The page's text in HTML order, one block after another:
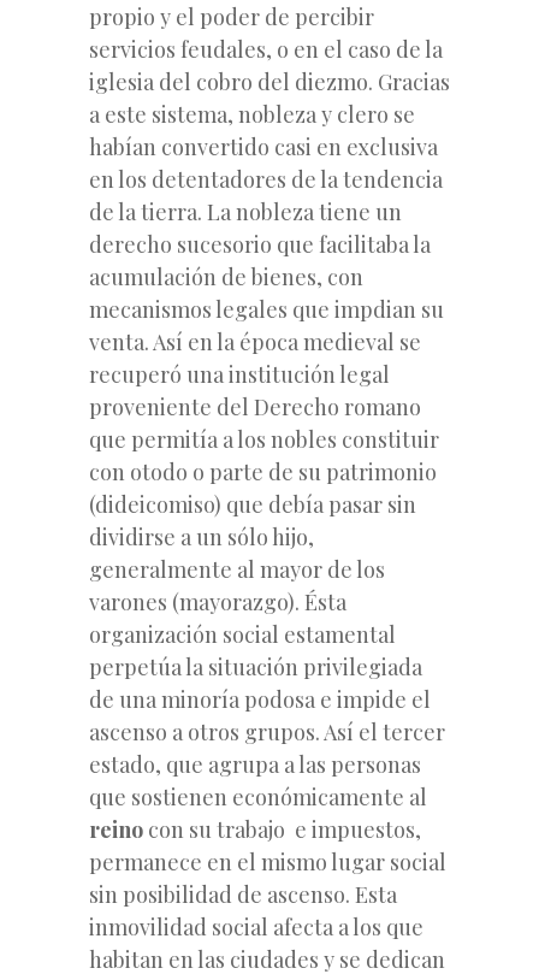
propio y el poder de percibir
servicios feudales, o en el caso de la
iglesia del cobro del diezmo. Gracias
a este sistema, nobleza y clero se
habían convertido casi en exclusiva
en los detentadores de la tendencia
de la tierra. La nobleza tiene un
derecho sucesorio que facilitaba la
acumulación de bienes, con
mecanismos legales que impdian su
venta. Así en la época medieval se
recuperó una institución legal
proveniente del Derecho romano
que permitía a los nobles constituir
con otodo o parte de su patrimonio
(dideicomiso) que debía pasar sin
dividirse a un sólo hijo,
generalmente al mayor de los
varones (mayorazgo). Ésta
organización social estamental
perpetúa la situación privilegiada
de una minoría podosa e impide el
ascenso a otros grupos. Así el tercer
estado, que agrupa a las personas
que sostienen económicamente al
reino con su trabajo e impuestos,
permanece en el mismo lugar social
sin posibilidad de ascenso. Esta
inmovilidad social afecta a los que
habitan en las ciudades y se dedican